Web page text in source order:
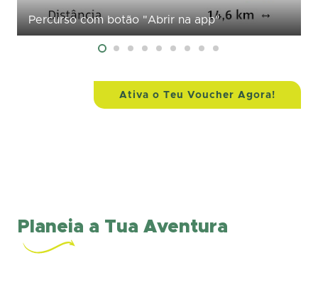
Percurso com botão "Abrir na app"
Ativa o Teu Voucher Agora!
Planeia a Tua Aventura